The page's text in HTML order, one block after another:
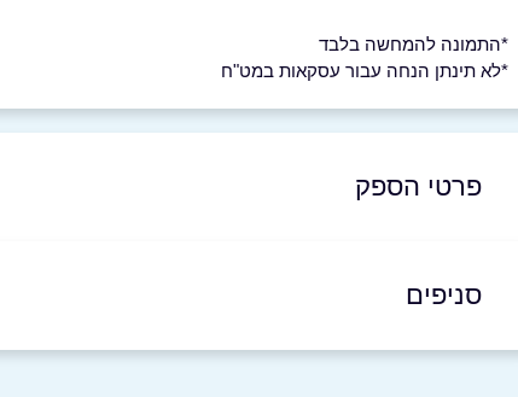
*התמונה להמחשה בלבד
*לא תינתן הנחה עבור עסקאות במט"ח
פרטי הספק
סניפים
כרמיאל